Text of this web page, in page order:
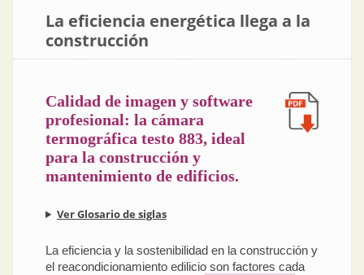
La eficiencia energética llega a la
construcción
Calidad de imagen y software
profesional: la cámara
termográfica testo 883, ideal
para la construcción y
mantenimiento de edificios.
Ver Glosario de siglas
La eficiencia y la sostenibilidad en la construcción y
el reacondicionamiento edilicio son factores cada